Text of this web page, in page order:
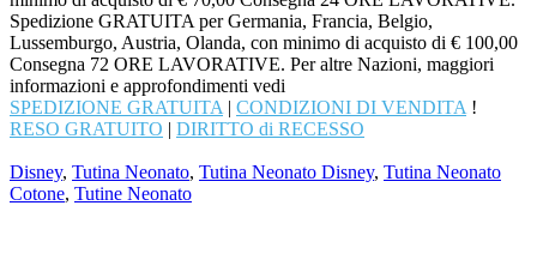
Spedizione GRATUITA per Germania, Francia, Belgio,
Lussemburgo, Austria, Olanda, con minimo di acquisto di € 100,00
Consegna 72 ORE LAVORATIVE. Per altre Nazioni, maggiori
informazioni e approfondimenti vedi
SPEDIZIONE GRATUITA | CONDIZIONI DI VENDITA !
RESO GRATUITO | DIRITTO di RECESSO
Disney, Tutina Neonato, Tutina Neonato Disney, Tutina Neonato
Cotone, Tutine Neonato